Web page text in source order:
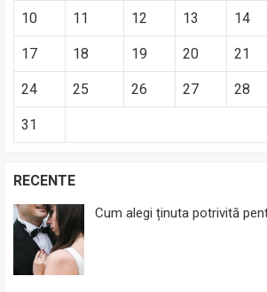
10 11 12 13 14
17 18 19 20 21
24 25 26 27 28
31
RECENTE
Cum alegi ținuta potrivită